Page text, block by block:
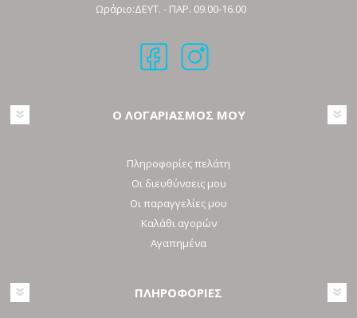
Ωράριο:ΔΕΥΤ. - ΠΑΡ. 09.00-16.00
Ο ΛΟΓΑΡΙΑΣΜΟΣ ΜΟΥ
Πληροφορίες πελάτη
Οι διευθύνσεις μου
Οι παραγγελίες μου
Καλάθι αγορών
Αγαπημένα
ΠΛΗΡΟΦΟΡΙΕΣ